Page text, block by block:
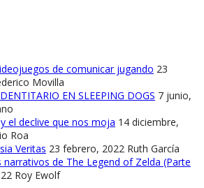
de comunicar jugando 23
Movilla
EN SLEEPING DOGS 7 junio,
el declive que nos moja 14 diciembre,
Roa
Veritas 23 febrero, 2022 Ruth García
de The Legend of Zelda (Parte
Roy Ewolf